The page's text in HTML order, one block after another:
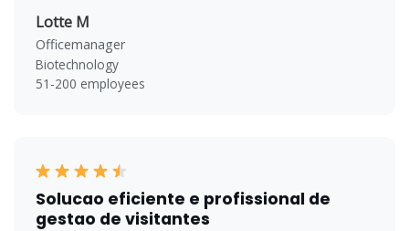
Lotte M
Officemanager
Biotechnology
51-200 employees
Solucao eficiente e profissional de
gestao de visitantes